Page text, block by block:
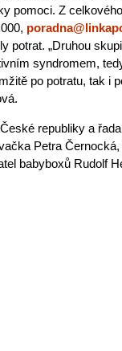
pomoci. Z
potrat. „Druhou
syndromem,
po potratu, tak i
republiky a
Petra
babyboxů Rudolf